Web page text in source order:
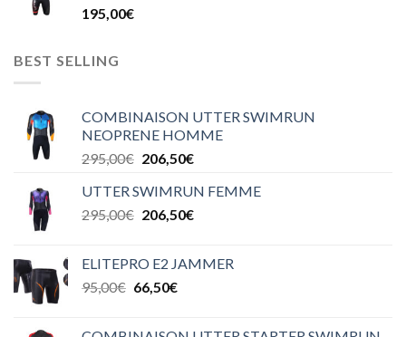
195,00€
BEST SELLING
COMBINAISON UTTER SWIMRUN
NEOPRENE HOMME
295,00€ 206,50€
UTTER SWIMRUN FEMME
295,00€ 206,50€
ELITEPRO E2 JAMMER
95,00€ 66,50€